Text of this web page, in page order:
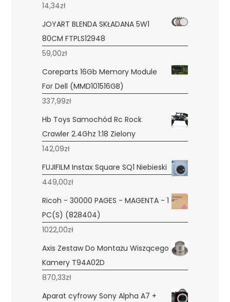
14,34zł
JOYART BLENDA SKŁADANA 5W1
80CM FTPLS12948
59,00zł
Coreparts 16Gb Memory Module
For Dell (MMD101516GB)
337,99zł
Hb Toys Samochód Rc Rock
Crawler 2.4Ghz 1:18 Zielony
142,09zł
FUJIFILM Instax Square SQ1 Niebieski
449,00zł
Ricoh - 30000 PAGES - MAGENTA - 1
PC(S) (828404)
1022,00zł
Axis Zestaw Do Montażu Wiszącego
Kamery T94A02D
870,33zł
Aparat cyfrowy Sony Alpha A7 +